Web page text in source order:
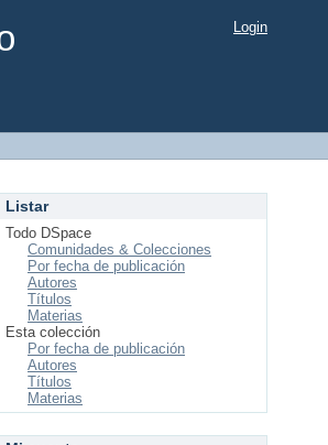
Login
Listar
Todo DSpace
Comunidades & Colecciones
Por fecha de publicación
Autores
Títulos
Materias
Esta colección
Por fecha de publicación
Autores
Títulos
Materias